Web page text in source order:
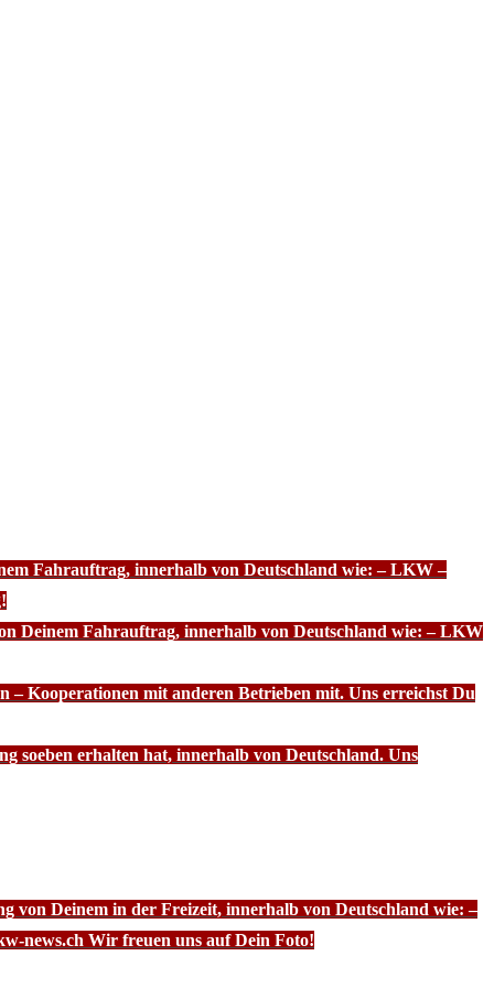
Fahrauftrag, innerhalb von Deutschland wie: – LKW –
Deinem Fahrauftrag, innerhalb von Deutschland wie: – LKW
– Kooperationen mit anderen Betrieben mit. Uns erreichst Du
soeben erhalten hat, innerhalb von Deutschland. Uns
von Deinem in der Freizeit, innerhalb von Deutschland wie: –
news.ch Wir freuen uns auf Dein Foto!